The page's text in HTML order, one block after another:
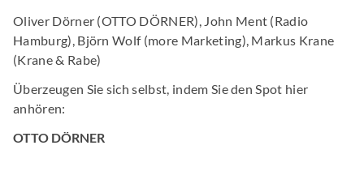
Oliver Dörner (OTTO DÖRNER), John Ment (Radio
Hamburg), Björn Wolf (more Marketing), Markus Krane
(Krane & Rabe)
Überzeugen Sie sich selbst, indem Sie den Spot hier
anhören:
OTTO DÖRNER